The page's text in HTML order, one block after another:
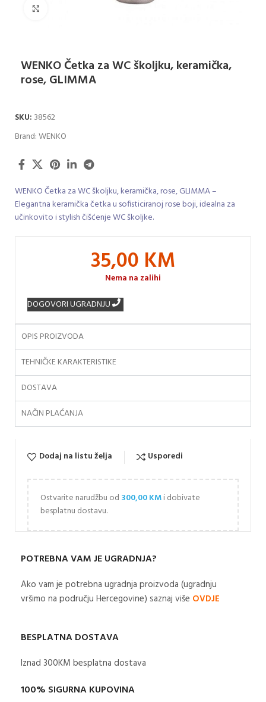
WENKO Četka za WC školjku, keramička,
rose, GLIMMA
SKU: 38562
Brand:WENKO
WENKO Četka za WC školjku, keramička, rose, GLIMMA –
Elegantna keramička četka u sofisticiranoj rose boji, idealna za
učinkovito i stylish čišćenje WC školjke.
35,00 KM
Nema na zalihi
DOGOVORI UGRADNJU
OPIS PROIZVODA
TEHNIČKE KARAKTERISTIKE
DOSTAVA
NAČIN PLAĆANJA
Dodaj na listu želja Usporedi
Ostvarite narudžbu od 300,00KMi dobivate
besplatnu dostavu.
POTREBNA VAM JE UGRADNJA?
Ako vam je potrebna ugradnja proizvoda (ugradnju
vršimo na području Hercegovine) saznaj više OVDJE
BESPLATNA DOSTAVA
Iznad 300KM besplatna dostava​
100% SIGURNA KUPOVINA